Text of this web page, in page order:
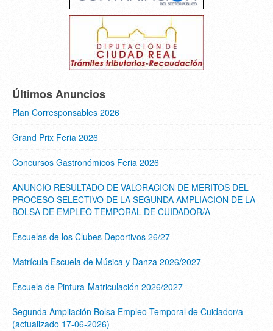
Últimos Anuncios
Plan Corresponsables 2026
Grand Prix Feria 2026
Concursos Gastronómicos Feria 2026
ANUNCIO RESULTADO DE VALORACION DE MERITOS DEL
PROCESO SELECTIVO DE LA SEGUNDA AMPLIACION DE LA
BOLSA DE EMPLEO TEMPORAL DE CUIDADOR/A
Escuelas de los Clubes Deportivos 26/27
Matrícula Escuela de Música y Danza 2026/2027
Escuela de Pintura-Matriculación 2026/2027
Segunda Ampliación Bolsa Empleo Temporal de Cuidador/a
(actualizado 17-06-2026)